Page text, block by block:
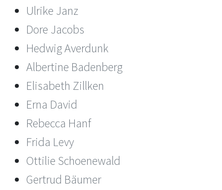
Ulrike Janz
Dore Jacobs
Hedwig Averdunk
Albertine Badenberg
Elisabeth Zillken
Erna David
Rebecca Hanf
Frida Levy
Ottilie Schoenewald
Gertrud Bäumer